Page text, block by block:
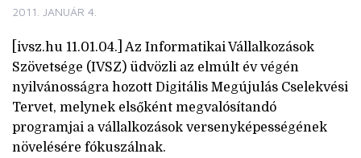
2011. JANUÁR 4.
[ivsz.hu 11.01.04.] Az Informatikai Vállalkozások
Szövetsége (IVSZ) üdvözli az elmúlt év végén
nyilvánosságra hozott Digitális Megújulás Cselekvési
Tervet, melynek elsőként megvalósítandó
programjai a vállalkozások versenyképességének
növelésére fókuszálnak.